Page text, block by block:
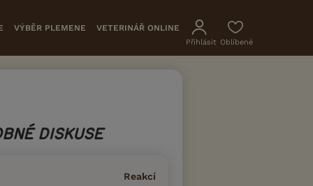
VÝBĚR PLEMENE VETERINÁŘ ONLINE
Přihlásit Oblíbené
DISKUSE
Reakcí